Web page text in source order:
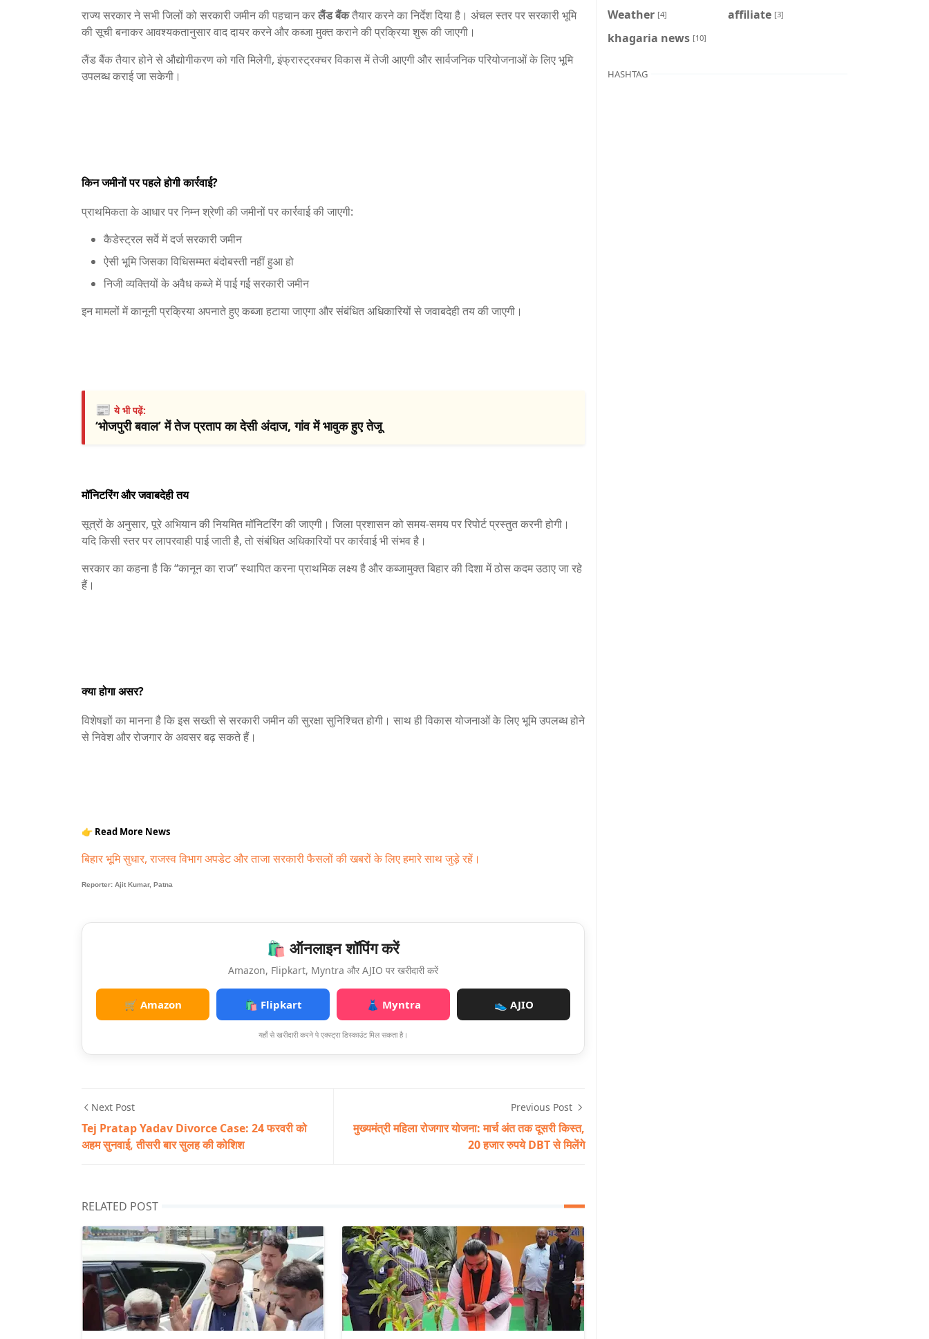
राज्य सरकार ने सभी जिलों को सरकारी जमीन की पहचान करलैंड बैंकतैयार करने का निर्देश दिया है। अंचल स्तर पर सरकारी भूमि
की सूची बनाकर आवश्यकतानुसार वाद दायर करने और कब्जा मुक्त कराने की प्रक्रिया शुरू की जाएगी।
लैंड बैंक तैयार होने से औद्योगीकरण को गति मिलेगी, इंफ्रास्ट्रक्चर विकास में तेजी आएगी और सार्वजनिक परियोजनाओं के लिए भूमि
उपलब्ध कराई जा सकेगी।
किन जमीनों पर पहले होगी कार्रवाई?
प्राथमिकता के आधार पर निम्न श्रेणी की जमीनों पर कार्रवाई की जाएगी:
कैडेस्ट्रल सर्वे में दर्ज सरकारी जमीन
ऐसी भूमि जिसका विधिसम्मत बंदोबस्ती नहीं हुआ हो
निजी व्यक्तियों के अवैध कब्जे में पाई गई सरकारी जमीन
इन मामलों में कानूनी प्रक्रिया अपनाते हुए कब्जा हटाया जाएगा और संबंधित अधिकारियों से जवाबदेही तय की जाएगी।
📰ये भी पढ़ें:
‘भोजपुरी बवाल’ में तेज प्रताप का देसी अंदाज, गांव में भावुक हुए तेजू
मॉनिटरिंग और जवाबदेही तय
सूत्रों के अनुसार, पूरे अभियान की नियमित मॉनिटरिंग की जाएगी। जिला प्रशासन को समय-समय पर रिपोर्ट प्रस्तुत करनी होगी।
यदि किसी स्तर पर लापरवाही पाई जाती है, तो संबंधित अधिकारियों पर कार्रवाई भी संभव है।
सरकार का कहना है कि “कानून का राज” स्थापित करना प्राथमिक लक्ष्य है और कब्जामुक्त बिहार की दिशा में ठोस कदम उठाए जा रहे
हैं।
क्या होगा असर?
विशेषज्ञों का मानना है कि इस सख्ती से सरकारी जमीन की सुरक्षा सुनिश्चित होगी। साथ ही विकास योजनाओं के लिए भूमि उपलब्ध होने
से निवेश और रोजगार के अवसर बढ़ सकते हैं।
👉 Read More News
बिहार भूमि सुधार, राजस्व विभाग अपडेट और ताजा सरकारी फैसलों की खबरों के लिए हमारे साथ जुड़े रहें।
Reporter: Ajit Kumar, Patna
🛍️ ऑनलाइन शॉपिंग करें
Amazon, Flipkart, Myntra और AJIO पर खरीदारी करें
🛒 Amazon 🛍️ Flipkart 👗 Myntra 👟 AJIO
यहाँ से खरीदारी करने पे एक्स्ट्रा डिस्काउंट मिल सकता है।
Next Post
Tej Pratap Yadav Divorce Case: 24 फरवरी को
अहम सुनवाई, तीसरी बार सुलह की कोशिश
Previous Post
मुख्यमंत्री महिला रोजगार योजना: मार्च अंत तक दूसरी किस्त,
20 हजार रुपये DBT से मिलेंगे
RELATED POST
Weather [4] affiliate [3]
khagaria news [10]
HASHTAG